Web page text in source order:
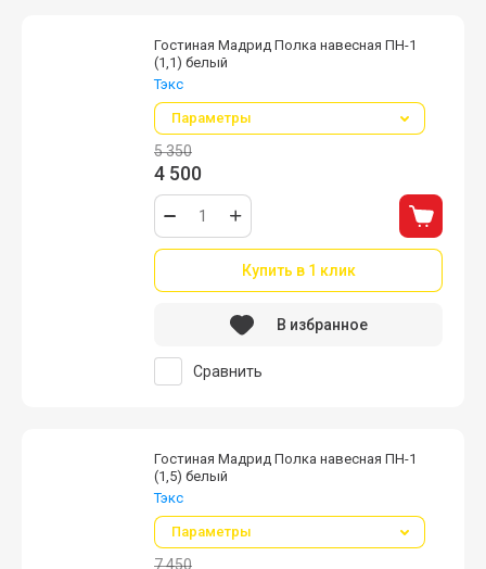
Гостиная Мадрид Полка навесная ПН-1
(1,1) белый
Тэкс
Параметры
5 350
4 500
Купить в 1 клик
Сравнить
В избранное
Гостиная Мадрид Полка навесная ПН-1
(1,5) белый
Тэкс
Параметры
7 450